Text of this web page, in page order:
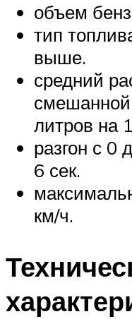
объем
тип
выше.
средний
смешанной
литров на
разгон с 0
6 сек.
км/ч.